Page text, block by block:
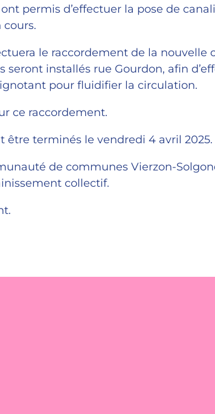
permis d’effectuer la pose de
le raccordement de la
seront installés rue Gourdon, afin
pour fluidifier la circulation.
ce raccordement.
être terminés le vendredi 4 avril 2025.
de communes Vierzon-
collectif.